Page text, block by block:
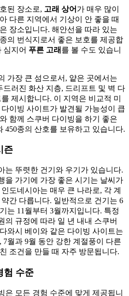
된 장소로, 고래 상어 가 매우 많이
다른 지역에서 기상이 안 좋을 때
장소입니다. 해안선을 따라 있는
의 번식지로서 좋은 보호를 제공합
심지어 푸른 고래 를 볼 수도 있습니
가장 큰 섬으로서, 얕은 곳에서는
드러진 화산 지층, 드리프트 및 벽 다
제시합니다. 이 지역은 비교적 미
이빙 사이트가 발견될 가능성이 큽
와 함께 스쿠버 다이빙을 하기 좋은
450종의 산호를 보유하고 있습니다.
즌
는 뚜렷한 건기와 우기가 있습니다.
을 가기에 가장 좋은 시기는 날씨가
도네시아는 매우 큰 나라로, 각 계
간 다릅니다. 일반적으로 건기는 6
는 11월부터 3월까지입니다. 특정
의 규정에 따라 일 년 내내 스쿠버
와시 베이와 같은 다이빙 사이트는
월과 9월 동안 강한 계절풍이 다른
조건을 만들 때 자주 방문됩니다.
험 수준
은 모든 경험 수준에 맞게 제공됩니